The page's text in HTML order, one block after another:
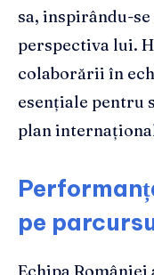
sa, inspirându-
perspectiva lui.
colaborării în
esențiale pentru
plan
pe